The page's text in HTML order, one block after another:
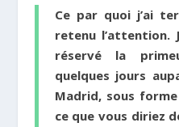
Ce par quoi j’ai
retenu l’attention.
réservé la
quelques jours
Madrid, sous forme
ce que vous diriez